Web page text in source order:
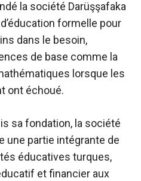
la société Darüşşafaka
formelle pour
dans le besoin,
de base comme la
lorsque les
ont échoué.
sa fondation, la société
une partie intégrante de
éducatives turques,
et financier aux